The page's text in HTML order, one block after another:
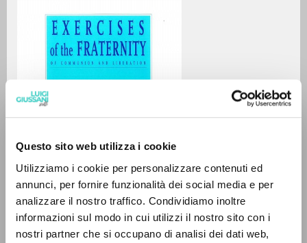
Questo sito web utilizza i cookie
Utilizziamo i cookie per personalizzare contenuti ed
annunci, per fornire funzionalità dei social media e per
analizzare il nostro traffico. Condividiamo inoltre
informazioni sul modo in cui utilizzi il nostro sito con i
nostri partner che si occupano di analisi dei dati web,
BÚSQUEDA AVANZADA »
0DOCUMENTOS ENCONTRADOS